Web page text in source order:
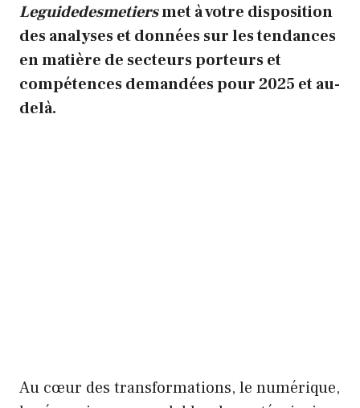
Leguidedesmetiersmet à votre disposition
des analyses et données sur les tendances
en matière de secteurs porteurs et
compétences demandées pour 2025 et au-
delà.
Au cœur des transformations, le numérique,